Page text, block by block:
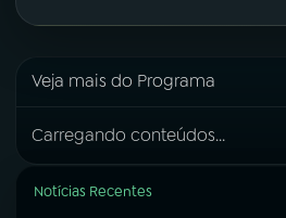
Veja mais do Programa
Carregando conteúdos...
Notícias Recentes